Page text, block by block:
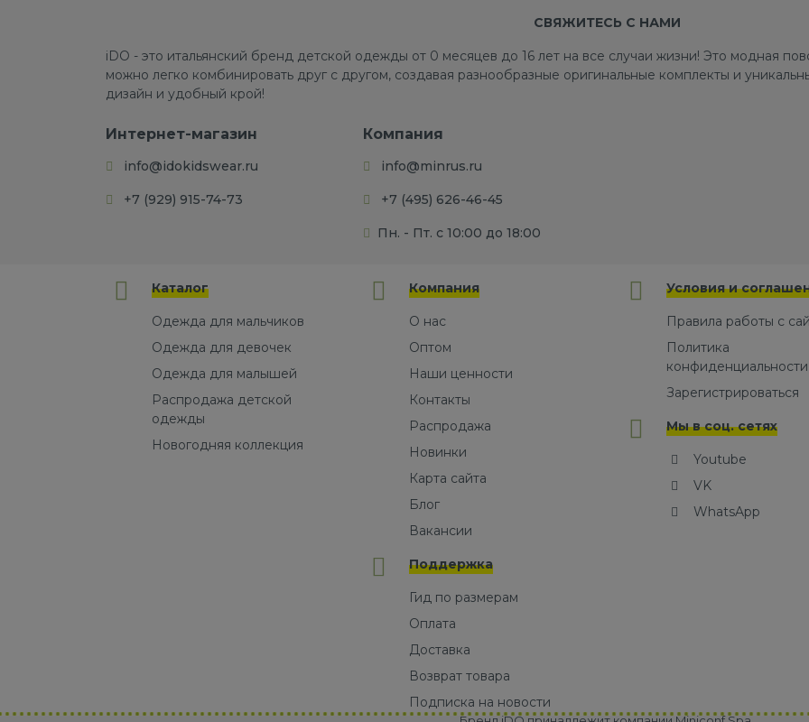
СВЯЖИТЕСЬ С НАМИ
iDO - это итальянский бренд детской одежды от 0 месяцев до 16 лет на все случаи жизни! Это модная
можно легко комбинировать друг с другом, создавая разнообразные оригинальные комплекты и
дизайн и удобный крой!
Интернет-магазин
info@idokidswear.ru
+7 (929) 915-74-73
Компания
info@minrus.ru
+7 (495) 626-46-45
Пн. - Пт. с 10:00 до 18:00
Каталог
Одежда для мальчиков
Одежда для девочек
Одежда для малышей
Распродажа детской
одежды
Новогодняя коллекция
Компания
О нас
Оптом
Наши ценности
Контакты
Распродажа
Новинки
Карта сайта
Блог
Вакансии
Поддержка
Гид по размерам
Оплата
Доставка
Возврат товара
Подписка на новости
Условия и
Правила работы с
Политика
конфиденциальности
Зарегистрироваться
Мы в соц. сетях
Youtube
VK
WhatsApp